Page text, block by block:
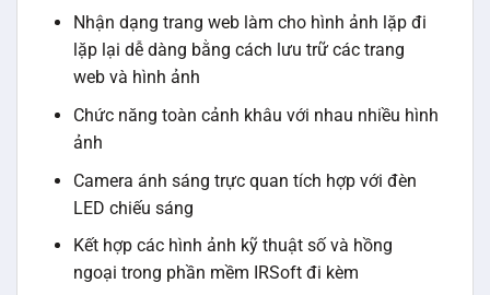
Nhận dạng trang web làm cho hình ảnh lặp đi
lặp lại dễ dàng bằng cách lưu trữ các trang
web và hình ảnh
Chức năng toàn cảnh khâu với nhau nhiều hình
ảnh
Camera ánh sáng trực quan tích hợp với đèn
LED chiếu sáng
Kết hợp các hình ảnh kỹ thuật số và hồng
ngoại trong phần mềm IRSoft đi kèm